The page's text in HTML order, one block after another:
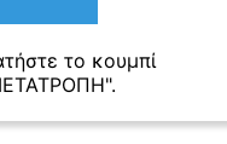
το κουμπί